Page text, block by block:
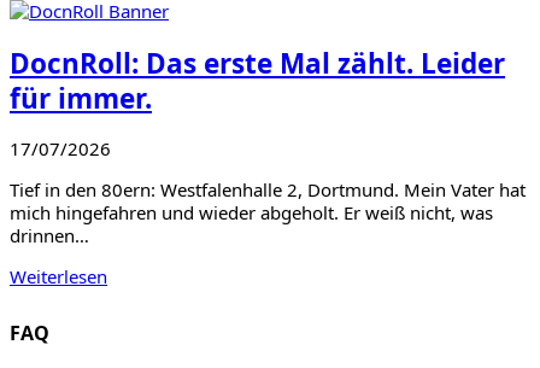
DocnRoll: Das erste Mal zählt. Leider
für immer.
17/07/2026
Tief in den 80ern: Westfalenhalle 2, Dortmund. Mein Vater hat
mich hingefahren und wieder abgeholt. Er weiß nicht, was
drinnen…
Weiterlesen
FAQ